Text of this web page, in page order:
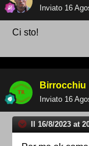
Inviato 16
Ci sto!
Birrocchiu
Inviato 16
Il 16/8/2023 at